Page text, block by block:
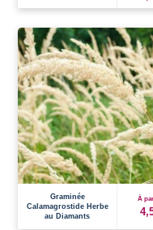
Graminée
Calamagrostide Herbe
au Diamants
À